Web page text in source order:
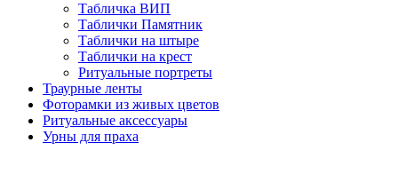
Табличка ВИП
Таблички Памятник
Таблички на штыре
Таблички на крест
Ритуальные портреты
Траурные ленты
Фоторамки из живых цветов
Ритуальные аксессуары
Урны для праха